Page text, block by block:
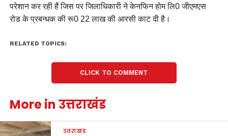
परेशान कर रही हैं जिस पर जिलाधिकारी ने केनफिन होम लि0 जीएमएस
रोड के प्रबन्धक की रू0 22 लाख की आरसी काट दी है।
RELATED TOPICS:
CLICK TO COMMENT
More in उत्तराखंड
उत्तराखंड